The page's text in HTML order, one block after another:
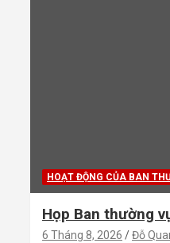
HOẠT ĐỘNG CỦA BAN
Họp Ban thường
6 Tháng 8, 2026 Đỗ